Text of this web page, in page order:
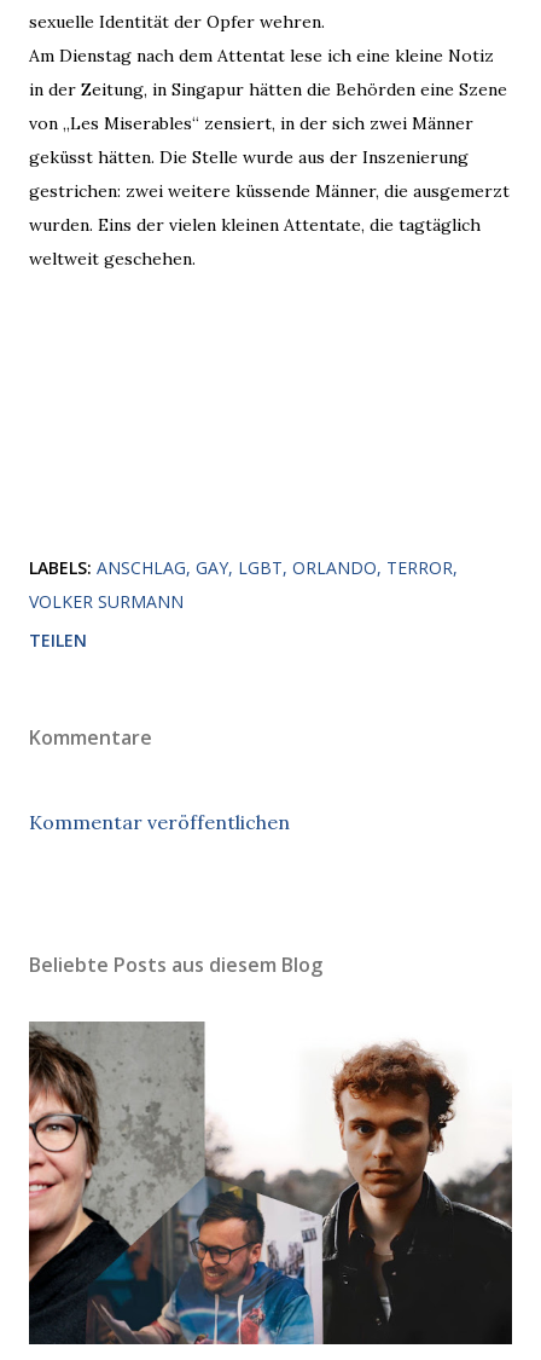
sexuelle Identität der Opfer wehren.
Am Dienstag nach dem Attentat lese ich eine kleine Notiz
in der Zeitung, in Singapur hätten die Behörden eine Szene
von „Les Miserables“ zensiert, in der sich zwei Männer
geküsst hätten. Die Stelle wurde aus der Inszenierung
gestrichen: zwei weitere küssende Männer, die ausgemerzt
wurden. Eins der vielen kleinen Attentate, die tagtäglich
weltweit geschehen.
LABELS: ANSCHLAG GAY LGBT ORLANDO TERROR
VOLKER SURMANN
TEILEN
Kommentare
Kommentar veröffentlichen
Beliebte Posts aus diesem Blog